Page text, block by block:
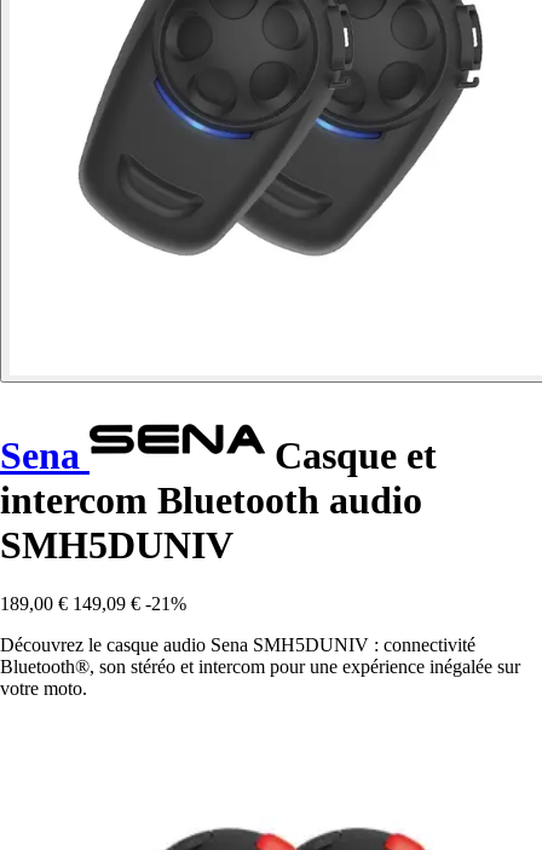
Sena
Casque et
intercom Bluetooth audio
SMH5DUNIV
189,00 € 149,09 € -21%
Découvrez le casque audio Sena SMH5DUNIV : connectivité
Bluetooth®, son stéréo et intercom pour une expérience inégalée sur
votre moto.